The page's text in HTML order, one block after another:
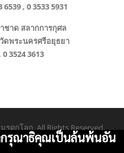
6539 , 0 3533 5931
ชาด สลากการกุศล
ดพระนครศรีอยุธยา
3524 3613
ดกโลก. All Rights Reserved.
by FameThemes
รุณาธิคุณเป็นล้นพ้นอัน